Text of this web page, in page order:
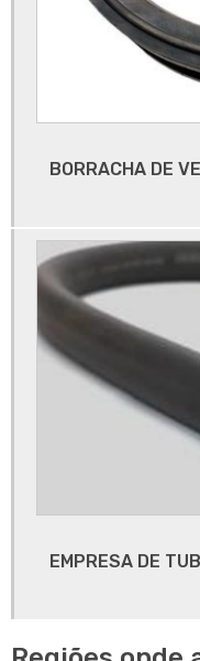
Fornecedor de vedação
Fornecedor de válvulas
Fornecedor de válvulas
Guarnição de borracha
Injeção de termoplástico
Rebolo sede válvula
Sede estacionária
Sede resiliente válvula
Sede valvula borboleta
Tampão de borracha
BORRACHA DE
EMPRESA DE